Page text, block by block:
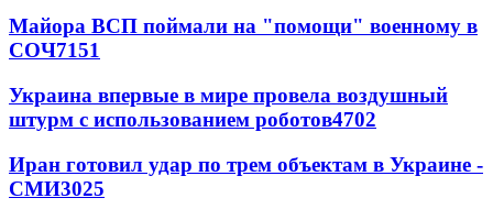
Майора ВСП поймали на "помощи" военному в
СОЧ7151
Украина впервые в мире провела воздушный
штурм с использованием роботов4702
Иран готовил удар по трем объектам в Украине -
СМИ3025